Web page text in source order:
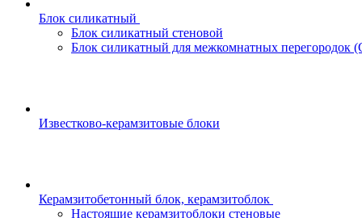
Блок силикатный
Блок силикатный стеновой
Блок силикатный для межкомнатных перегородок
Известково-керамзитовые блоки
Керамзитобетонный блок, керамзитоблок
Настоящие керамзитоблоки стеновые